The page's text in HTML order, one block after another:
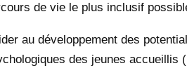
de vie le plus inclusif
au développement des
des jeunes accueillis